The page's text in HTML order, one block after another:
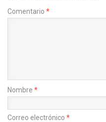
Comentario *
Nombre *
Correo electrónico *